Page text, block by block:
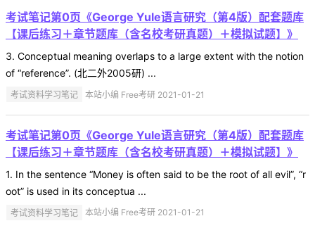
考试笔记第0页《George Yule语言研究（第4版）配套题库
【课后练习＋章节题库（含名校考研真题）＋模拟试题】》
3. Conceptual meaning overlaps to a large extent with the notion
of “reference”. (北二外2005研) ...
考试资料学习笔记 本站小编 Free考研 2021-01-21
考试笔记第0页《George Yule语言研究（第4版）配套题库
【课后练习＋章节题库（含名校考研真题）＋模拟试题】》
1. In the sentence “Money is often said to be the root of all evil”, “r
oot” is used in its conceptua ...
考试资料学习笔记 本站小编 Free考研 2021-01-21